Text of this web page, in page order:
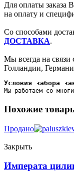
Для оплаты заказа
на оплату и
Со способами
ДОСТАВКА.
Мы всегда на
Голландии,
Условия забора
Мы работаем со
Похожие
Продано
Закрыть
Императа